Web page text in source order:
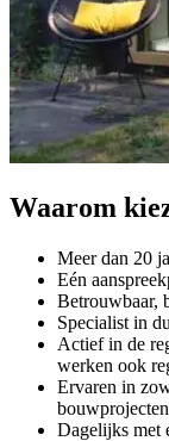
Waarom
Meer dan 20
Eén
Betrouwbaar,
Specialist in
Actief in de
werken ook
Ervaren in
Dagelijks met